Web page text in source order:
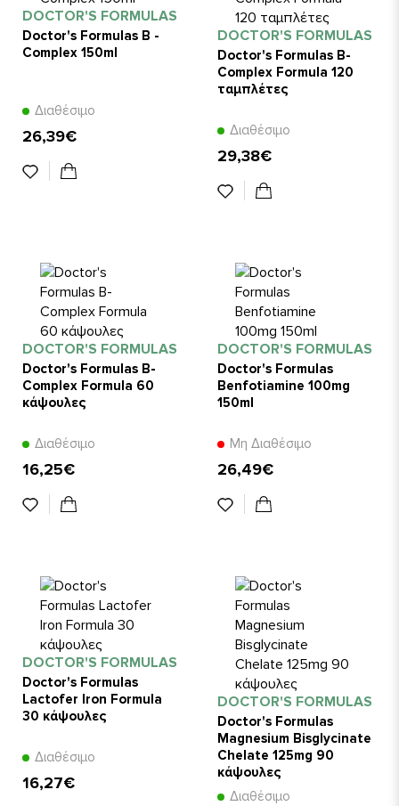
DOCTOR'S FORMULAS
Doctor's Formulas B -
Complex 150ml
Διαθέσιμο
26,39€
DOCTOR'S FORMULAS
Doctor's Formulas B-
Complex Formula 120
ταμπλέτες
Διαθέσιμο
29,38€
DOCTOR'S FORMULAS
Doctor's Formulas B-
Complex Formula 60
κάψουλες
Διαθέσιμο
16,25€
DOCTOR'S FORMULAS
Doctor's Formulas
Benfotiamine 100mg
150ml
Μη Διαθέσιμο
26,49€
DOCTOR'S FORMULAS
Doctor's Formulas
Lactofer Iron Formula
30 κάψουλες
Διαθέσιμο
16,27€
DOCTOR'S FORMULAS
Doctor's Formulas
Magnesium Bisglycinate
Chelate 125mg 90
κάψουλες
Διαθέσιμο